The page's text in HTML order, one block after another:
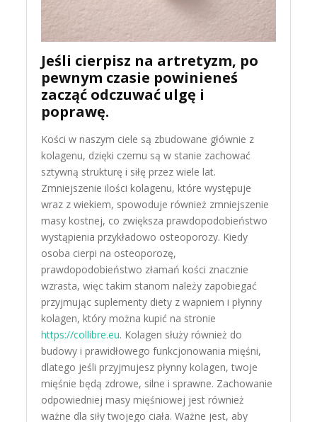
Jeśli cierpisz na artretyzm, po
pewnym czasie powinieneś
zacząć odczuwać ulgę i
poprawę.
Kości w naszym ciele są zbudowane głównie z
kolagenu, dzięki czemu są w stanie zachować
sztywną strukturę i siłę przez wiele lat.
Zmniejszenie ilości kolagenu, które występuje
wraz z wiekiem, spowoduje również zmniejszenie
masy kostnej, co zwiększa prawdopodobieństwo
wystąpienia przykładowo osteoporozy. Kiedy
osoba cierpi na osteoporozę,
prawdopodobieństwo złamań kości znacznie
wzrasta, więc takim stanom należy zapobiegać
przyjmując suplementy diety z wapniem i płynny
kolagen, który można kupić na stronie
https://collibre.eu. Kolagen służy również do
budowy i prawidłowego funkcjonowania mięśni,
dlatego jeśli przyjmujesz płynny kolagen, twoje
mięśnie będą zdrowe, silne i sprawne. Zachowanie
odpowiedniej masy mięśniowej jest również
ważne dla siły twojego ciała. Ważne jest, aby